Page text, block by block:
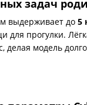
задач
выдерживает до 5
для прогулки.
делая модель